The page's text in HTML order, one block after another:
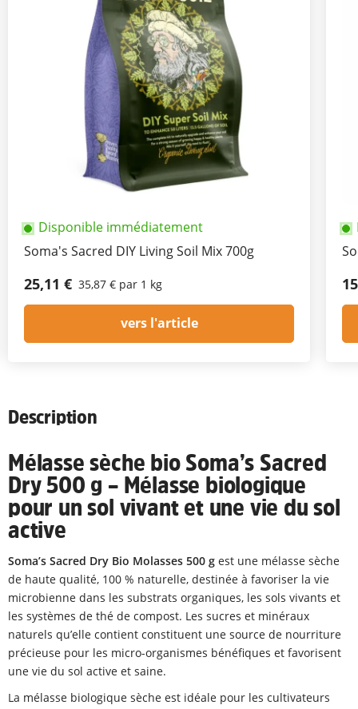
Disponible immédiatement
Soma's Sacred DIY Living Soil Mix 700g
25,11 € 35,87 € par 1 kg
vers l'article
Description
Mélasse sèche bio Soma’s Sacred
Dry 500 g – Mélasse biologique
pour un sol vivant et une vie du sol
active
Soma’s Sacred Dry Bio Molasses 500 g est une mélasse sèche
de haute qualité, 100 % naturelle, destinée à favoriser la vie
microbienne dans les substrats organiques, les sols vivants et
les systèmes de thé de compost. Les sucres et minéraux
naturels qu’elle contient constituent une source de nourriture
précieuse pour les micro-organismes bénéfiques et favorisent
une vie du sol active et saine.
La mélasse biologique sèche est idéale pour les cultivateurs